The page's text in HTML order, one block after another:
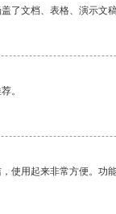
了文档、表格、演示文
。
使用起来非常方便。功